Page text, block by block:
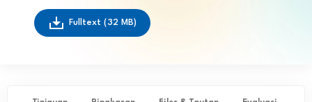
Fulltext (32 MB)